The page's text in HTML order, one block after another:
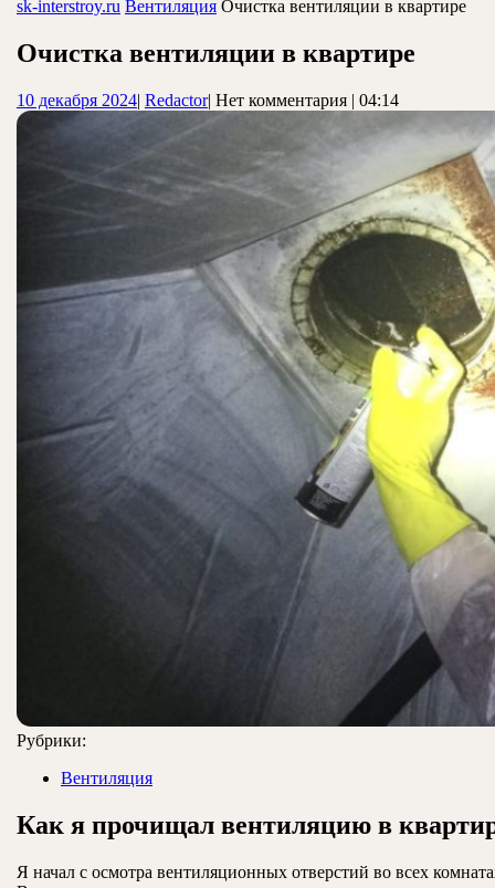
sk-interstroy.ru Вентиляция Очистка вентиляции в квартире
Очистка вентиляции в квартире
10 декабря 202410
| RedactorRedactor
| Нет комментария | 04:14
Рубрики:
Вентиляция
Как я прочищал вентиляцию в
Я начал с осмотра вентиляционных отверстий во всех